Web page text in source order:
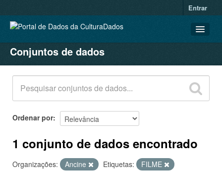
Entrar
CONJUNTOS DE DADOS
ORGANIZAÇÕES
GRUPOS
SOBRE
Conjuntos de dados
Ordenar por
1 conjunto de dados encontrado
Organizações: Ancine Etiquetas:
FILME